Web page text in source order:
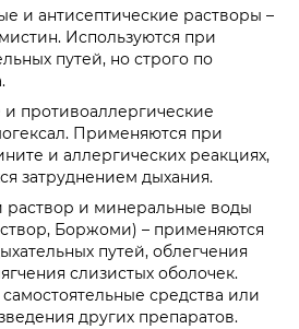
и антисептические растворы –
Используются при
путей, но строго по
противоаллергические
Применяются при
и аллергических реакциях,
затруднением дыхания.
раствор и минеральные воды
Боржоми) – применяются
путей, облегчения
слизистых оболочек.
средства или
других препаратов.